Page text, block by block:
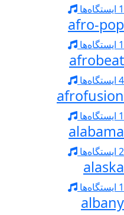
1 ایستگاه‌ها
afro-pop
1 ایستگاه‌ها
afrobeat
4 ایستگاه‌ها
afrofusion
1 ایستگاه‌ها
alabama
2 ایستگاه‌ها
alaska
1 ایستگاه‌ها
albany